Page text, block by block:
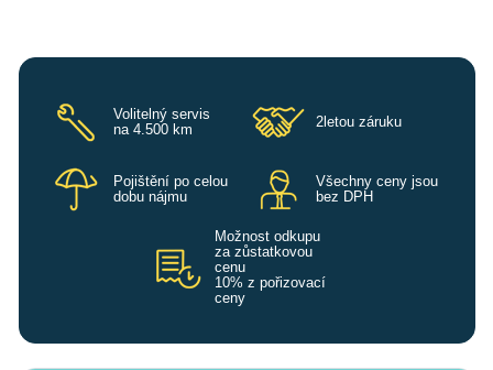
množství
Volitelný servis
na 4.500 km
2letou záruku
Pojištění po celou
dobu nájmu
Všechny ceny jsou
bez DPH
Možnost odkupu
za zůstatkovou
cenu
10% z pořizovací
ceny